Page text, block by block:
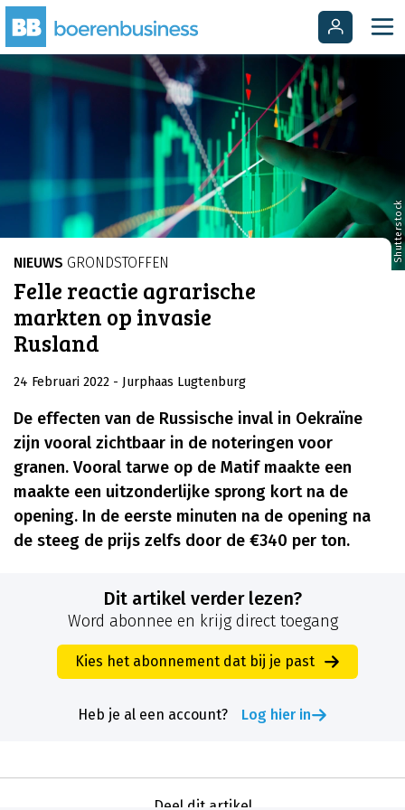
Shutterstock
NIEUWS GRONDSTOFFEN
Felle reactie agrarische
markten op invasie
Rusland
24 Februari 2022 - Jurphaas Lugtenburg
De effecten van de Russische inval in Oekraïne
zijn vooral zichtbaar in de noteringen voor
granen. Vooral tarwe op de Matif maakte een
maakte een uitzonderlijke sprong kort na de
opening. In de eerste minuten na de opening na
de steeg de prijs zelfs door de €340 per ton.
Dit artikel verder lezen?
Word abonnee en krijg direct toegang
Kies het abonnement dat bij je past
Heb je al een account? Log hier in
Deel dit artikel